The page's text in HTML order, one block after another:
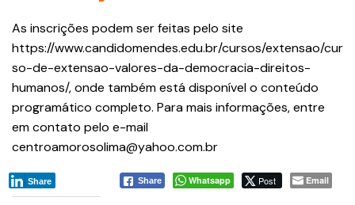
As inscrições podem ser feitas pelo site
https://www.candidomendes.edu.br/cursos/extensao/cur
so-de-extensao-valores-da-democracia-direitos-
humanos/, onde também está disponível o conteúdo
programático completo. Para mais informações, entre
em contato pelo e-mail
centroamorosolima@yahoo.com.br
Share Whatsapp Post Email
Share